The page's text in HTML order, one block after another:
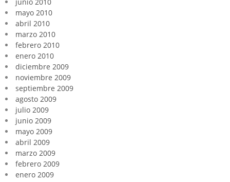
mayo 2010
abril 2010
marzo 2010
febrero 2010
enero 2010
diciembre 2009
noviembre 2009
septiembre 2009
agosto 2009
julio 2009
junio 2009
mayo 2009
abril 2009
marzo 2009
febrero 2009
enero 2009